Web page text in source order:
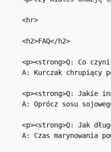
<hr>
<h2>FAQ</h2>
<p><strong>Q: Co
A: Kurczak chrupiący
<p><strong>Q: Jakie
A: Oprócz sosu
<p><strong>Q: Jak
A: Czas marynowania